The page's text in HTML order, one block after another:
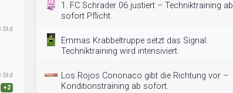
Std
Std
+2
1. FC Schrader 06 justiert – Techniktraining ab
sofort Pflicht.
Emmas Krabbeltruppe setzt das Signal:
Techniktraining wird intensiviert.
Los Rojos Cononaco gibt die Richtung vor –
Konditionstraining ab sofort.